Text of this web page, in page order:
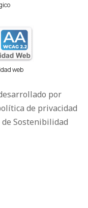
web
por
de privacidad
Sostenibilidad